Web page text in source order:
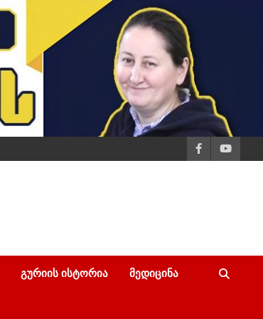
ᲒᲣᲠᲘᲘᲡ ᲘᲡᲢᲝᲠᲘᲐ ᲛᲔᲓᲘᲪᲘᲜᲐ